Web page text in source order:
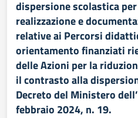
dispersione scolastica
realizzazione e
relative ai Percorsi
orientamento finanziati
delle Azioni per la
il contrasto alla
Decreto del Ministero
febbraio 2024, n. 19.